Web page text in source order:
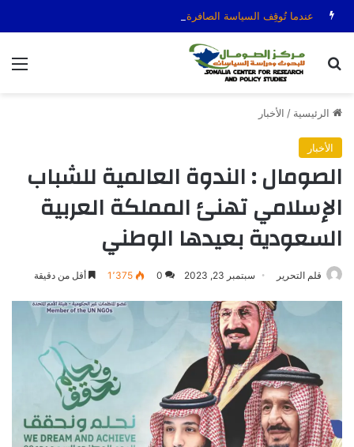
عندما تُوقِف السياسة الصافرة: قضية الحكم عمر عرتن
بحث عن
الرئيسية / الأخبار
الأخبار
الصومال : الندوة العالمية للشباب
الإسلامي تهنئ المملكة العربية
السعودية بعيدها الوطني
قلم التحرير سبتمبر 23, 2023 0 1٬375 أقل من دقيقة